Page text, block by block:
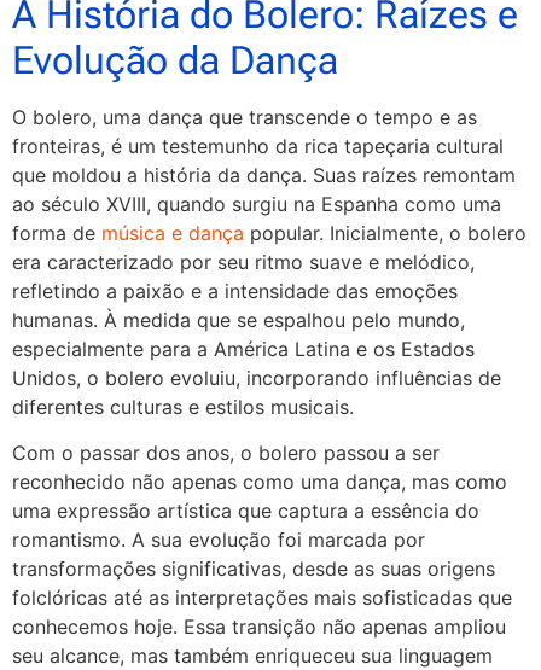
A História do Bolero: Raízes e
Evolução da Dança
O bolero, uma dança que transcende o tempo e as
fronteiras, é um testemunho da rica tapeçaria cultural
que moldou a história da dança. Suas raízes remontam
ao século XVIII, quando surgiu na Espanha como uma
forma de música e dança popular. Inicialmente, o bolero
era caracterizado por seu ritmo suave e melódico,
refletindo a paixão e a intensidade das emoções
humanas. À medida que se espalhou pelo mundo,
especialmente para a América Latina e os Estados
Unidos, o bolero evoluiu, incorporando influências de
diferentes culturas e estilos musicais.
Com o passar dos anos, o bolero passou a ser
reconhecido não apenas como uma dança, mas como
uma expressão artística que captura a essência do
romantismo. A sua evolução foi marcada por
transformações significativas, desde as suas origens
folclóricas até as interpretações mais sofisticadas que
conhecemos hoje. Essa transição não apenas ampliou
seu alcance, mas também enriqueceu sua linguagem